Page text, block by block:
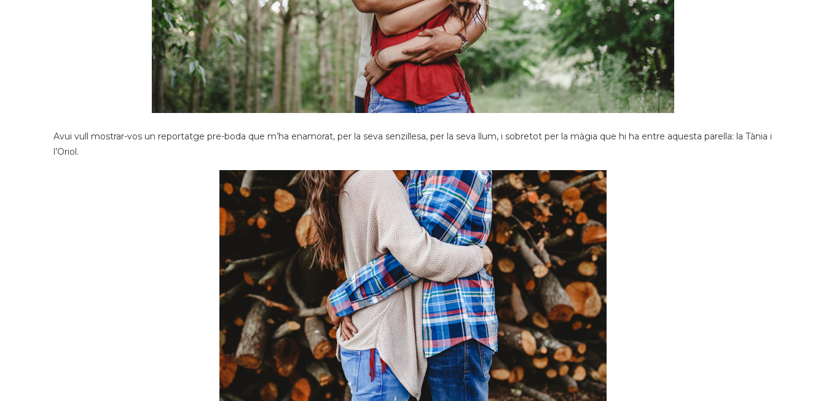
Avui vull mostrar-vos un reportatge pre-boda que m’ha enamorat, per la seva senzillesa, per la seva llum, i sobretot per la màgia que hi ha entre aquesta parella: la Tània i
l’Oriol.